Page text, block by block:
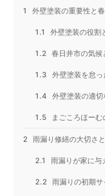
外壁塗装の重要性と
外壁塗装の役割
春日井市の気候
外壁塗装を怠
外壁塗装の適
まごころほー
雨漏り修繕の大切さ
雨漏りが家に与
雨漏りの初期サ